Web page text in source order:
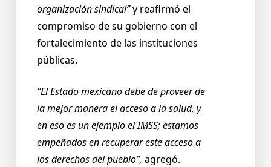
organización sindical”y reafirmó el
compromiso de su gobierno con el
fortalecimiento de las instituciones
públicas.
“El Estado mexicano debe de proveer de
la mejor manera el acceso a la salud, y
en eso es un ejemplo el IMSS; estamos
empeñados en recuperar este acceso a
los derechos del pueblo”, agregó.